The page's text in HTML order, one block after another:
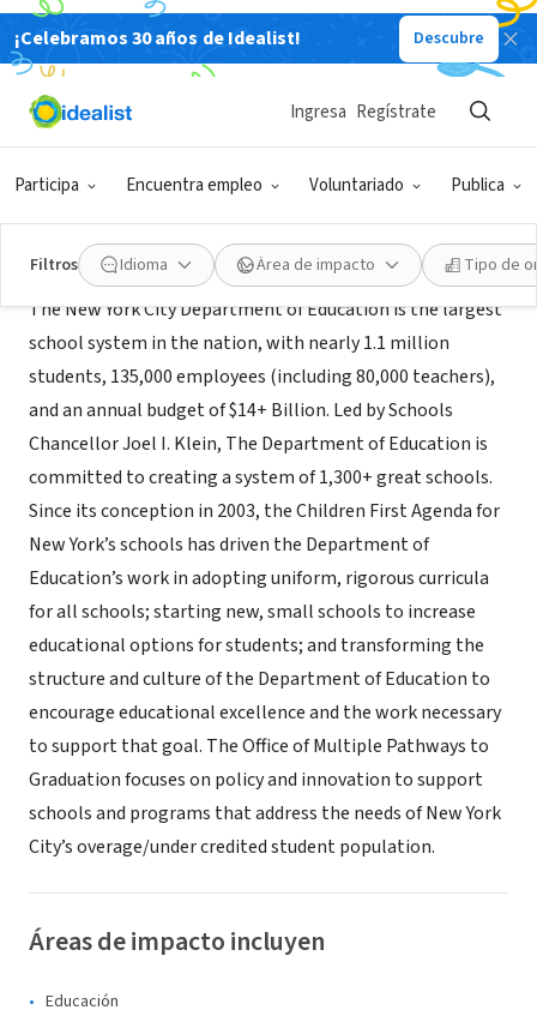
¡Celebramos 30 años de Idealist! Descubre
Participa Encuentra empleo Voluntariado Publica
Ingresa Regístrate
Filtros Idioma Área de impacto Tipo de
ORGANIZACIÓN SIN FIN DE LUCRO
NYCDOE- Talent & New Initiatives
Acerca de
The New York City Department of Education is the largest
school system in the nation, with nearly 1.1 million
students, 135,000 employees (including 80,000 teachers),
and an annual budget of $14+ Billion. Led by Schools
Chancellor Joel I. Klein, The Department of Education is
committed to creating a system of 1,300+ great schools.
Since its conception in 2003, the Children First Agenda for
New York’s schools has driven the Department of
Education’s work in adopting uniform, rigorous curricula
for all schools; starting new, small schools to increase
educational options for students; and transforming the
structure and culture of the Department of Education to
encourage educational excellence and the work necessary
to support that goal. The Office of Multiple Pathways to
Graduation focuses on policy and innovation to support
schools and programs that address the needs of New York
City’s overage/under credited student population.
Áreas de impacto incluyen
Educación